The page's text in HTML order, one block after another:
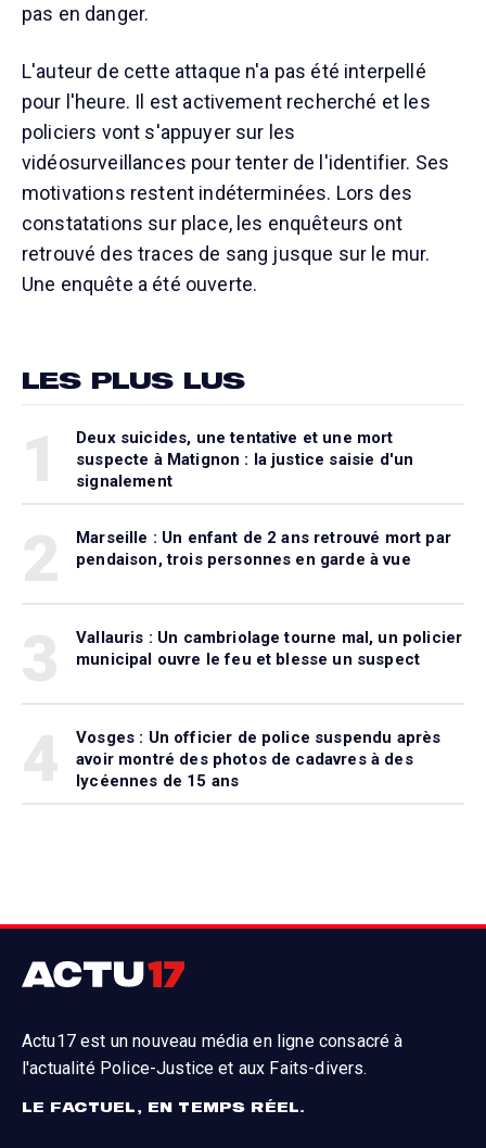
pas en danger.
L'auteur de cette attaque n'a pas été interpellé
pour l'heure. Il est activement recherché et les
policiers vont s'appuyer sur les
vidéosurveillances pour tenter de l'identifier. Ses
motivations restent indéterminées. Lors des
constatations sur place, les enquêteurs ont
retrouvé des traces de sang jusque sur le mur.
Une enquête a été ouverte.
LES PLUS LUS
Deux suicides, une tentative et une mort
suspecte à Matignon : la justice saisie d'un
signalement
Marseille : Un enfant de 2 ans retrouvé mort par
pendaison, trois personnes en garde à vue
Vallauris : Un cambriolage tourne mal, un policier
municipal ouvre le feu et blesse un suspect
Vosges : Un officier de police suspendu après
avoir montré des photos de cadavres à des
lycéennes de 15 ans
Actu17 est un nouveau média en ligne consacré à
l'actualité Police-Justice et aux Faits-divers.
LE FACTUEL, EN TEMPS RÉEL.